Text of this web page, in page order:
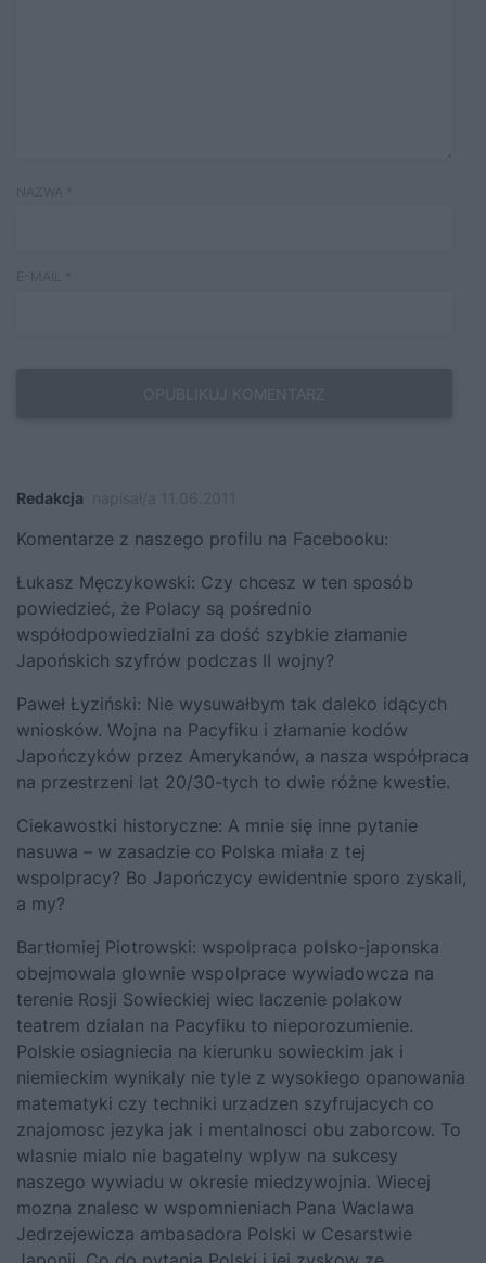
Redakcja
Komentarze z naszego profilu na Facebooku:
Łukasz Męczykowski: Czy chcesz w ten sposób
powiedzieć, że Polacy są pośrednio
współodpowiedzialni za dość szybkie złamanie
Japońskich szyfrów podczas II wojny?
Paweł Łyziński: Nie wysuwałbym tak daleko idących
wniosków. Wojna na Pacyfiku i złamanie kodów
Japończyków przez Amerykanów, a nasza współpraca
na przestrzeni lat 20/30-tych to dwie różne kwestie.
Ciekawostki historyczne: A mnie się inne pytanie
nasuwa – w zasadzie co Polska miała z tej
wspolpracy? Bo Japończycy ewidentnie sporo zyskali,
a my?
Bartłomiej Piotrowski: wspolpraca polsko-japonska
obejmowala glownie wspolprace wywiadowcza na
terenie Rosji Sowieckiej wiec laczenie polakow
teatrem dzialan na Pacyfiku to nieporozumienie.
Polskie osiagniecia na kierunku sowieckim jak i
niemieckim wynikaly nie tyle z wysokiego opanowania
matematyki czy techniki urzadzen szyfrujacych co
znajomosc jezyka jak i mentalnosci obu zaborcow. To
wlasnie mialo nie bagatelny wplyw na sukcesy
naszego wywiadu w okresie miedzywojnia. Wiecej
mozna znalesc w wspomnieniach Pana Waclawa
Jedrzejewicza ambasadora Polski w Cesarstwie